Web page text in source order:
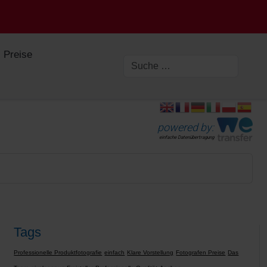
Preise
powered by:
einfache Datenübertragung
Tags
Professionelle Produktfotografie einfach Klare Vorstellung Fotografen Preise Das